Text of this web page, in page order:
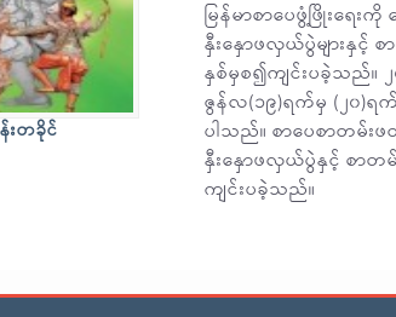
တခိုင်
မြန်မာစာပေဖွံ့ဖြိုးရေးကို
နှီးနှောဖလှယ်ပွဲများနှင့်
နှစ်မှစ၍ကျင်းပခဲ့သည်။
ဇွန်လ(၁၉)ရက်မှ (၂၀)ရ
ပါသည်။ စာပေစာတမ်း
နှီးနှောဖလှယ်ပွဲနှင့် စာတမ်
ကျင်းပခဲ့သည်။